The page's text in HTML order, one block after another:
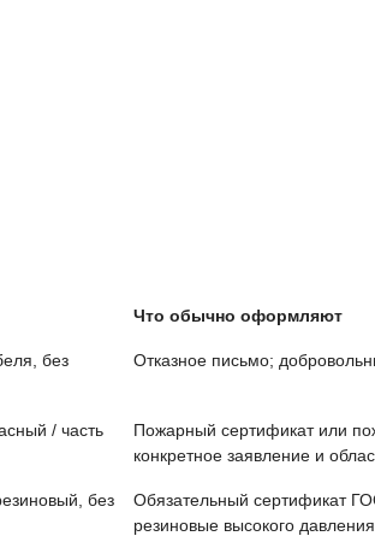
Что обычно оформляют
без
Отказное письмо;
/ часть
Пожарный сертификат или
конкретное заявление и
без
Обязательный сертификат
резиновые высокого